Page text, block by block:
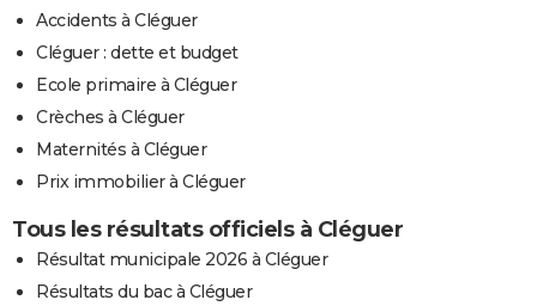
Accidents à Cléguer
Cléguer : dette et budget
Ecole primaire à Cléguer
Crèches à Cléguer
Maternités à Cléguer
Prix immobilier à Cléguer
Tous les résultats officiels à Cléguer
Résultat municipale 2026 à Cléguer
Résultats du bac à Cléguer